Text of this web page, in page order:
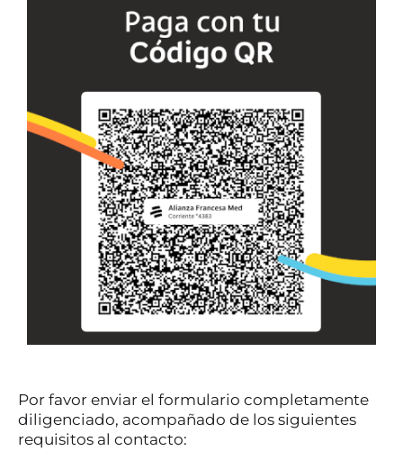
Por favor enviar el formulario completamente
diligenciado, acompañado de los siguientes
requisitos al contacto: